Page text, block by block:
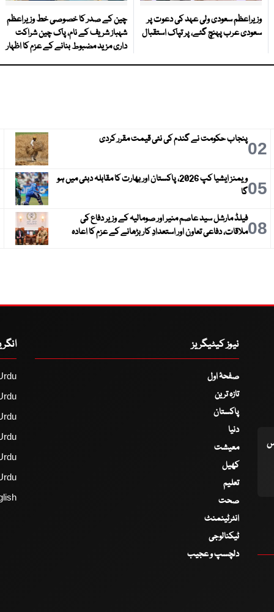
وزیراعظم سعودی ولی عہد کی دعوت پر
سعودی عرب پہنچ گئے، پر تپاک استقبال
چین کے صدر کا خصوصی خط وزیراعظم
شہباز شریف کے نام، پاک چین شراکت
داری مزید مضبوط بنانے کے عزم کا اظہار
02پنجاب حکومت نے گندم کی نئی قیمت مقرر کردی
05
ویمنز ایشیا کپ 2026، پاکستان اور بھارت کا مقابلہ دبئی میں ہو
گا
08فیلڈ مارشل سید عاصم منیر اور صومالیہ کے وزیر دفاع کی
ملاقات، دفاعی تعاون اور استعدادِ کار بڑھانے کے عزم کا اعادہ
نیوز کیٹیگریز
صفحۂ اول
تازہ ترین
پاکستان
دنیا
معیشت
کھیل
تعلیم
صحت
انٹرٹینمنٹ
ٹیکنالوجی
دلچسپ و عجیب